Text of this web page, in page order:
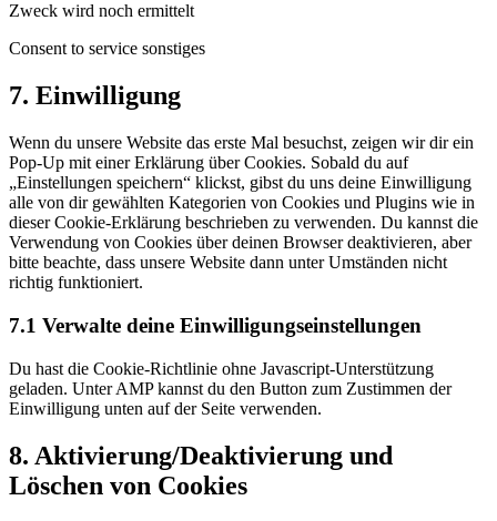
Zweck wird noch ermittelt
Consent to service sonstiges
7. Einwilligung
Wenn du unsere Website das erste Mal besuchst, zeigen wir dir ein
Pop-Up mit einer Erklärung über Cookies. Sobald du auf
„Einstellungen speichern“ klickst, gibst du uns deine Einwilligung
alle von dir gewählten Kategorien von Cookies und Plugins wie in
dieser Cookie-Erklärung beschrieben zu verwenden. Du kannst die
Verwendung von Cookies über deinen Browser deaktivieren, aber
bitte beachte, dass unsere Website dann unter Umständen nicht
richtig funktioniert.
7.1 Verwalte deine Einwilligungseinstellungen
Du hast die Cookie-Richtlinie ohne Javascript-Unterstützung
geladen. Unter AMP kannst du den Button zum Zustimmen der
Einwilligung unten auf der Seite verwenden.
8. Aktivierung/Deaktivierung und
Löschen von Cookies